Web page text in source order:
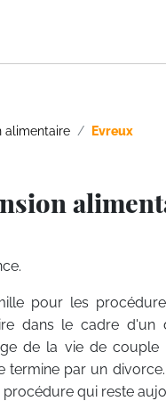
alimentaire Evreux
pour les
dans le cadre d'un
de la vie de
termine par un
qui reste